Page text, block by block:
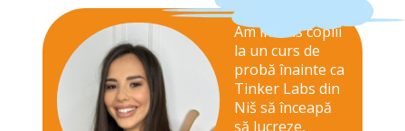
Am înscris copiii
la un curs de
probă înainte ca
Tinker Labs din
Niš să înceapă
să lucreze,